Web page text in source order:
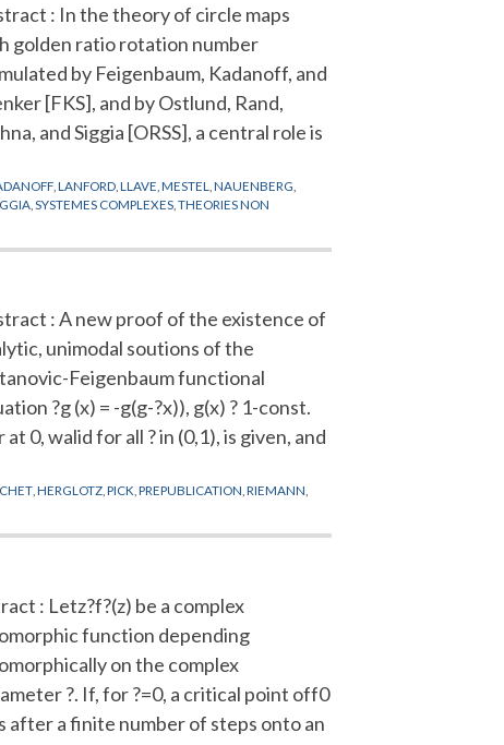
: In the theory of circle maps
golden ratio rotation number
by Feigenbaum, Kadanoff, and
[FKS], and by Ostlund, Rand,
and Siggia [ORSS], a central role is
,LANFORD ,LLAVE ,MESTEL ,NAUENBERG
SYSTEMES COMPLEXES ,THEORIES NON
: A new proof of the existence of
unimodal soutions of the
Feigenbaum functional
?g (x) = -g(g-?x)), g(x) ? 1-const.
at 0, walid for all ? in (0,1), is given, and
,HERGLOTZ ,PICK ,PREPUBLICATION ,RIEMANN
: Letz?f?(z) be a complex
function depending
on the complex
?. If, for ?=0, a critical point off0
after a finite number of steps onto an